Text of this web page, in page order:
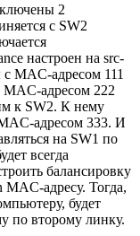
2
с SW2
настроен на src-
MAC-адресом 111
MAC-адресом 222
к SW2. К нему
адресом 333. И
на SW1 по
всегда
балансировку
адресу. Тогда,
будет
по второму линку.